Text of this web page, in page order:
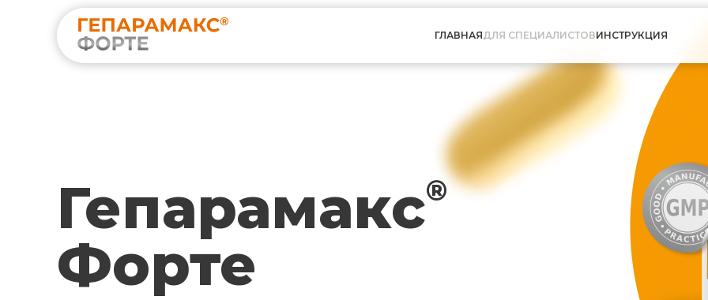
ГЛАВНАЯДЛЯ СПЕЦИАЛИСТОВИНСТРУКЦИЯ
Гепарамакс®
Форте